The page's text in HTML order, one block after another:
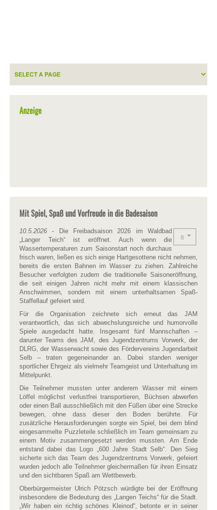
Anzeige
Mit Spiel, Spaß und Vorfreude in die Badesaison
10.5.2026- Die Freibadsaison 2026 im Waldbad
„Langer Teich“ ist eröffnet. Auch wenn die
Wassertemperaturen zum Saisonstart noch durchaus
frisch waren, ließen es sich einige Hartgesottene nicht nehmen,
bereits die ersten Bahnen im Wasser zu ziehen. Zahlreiche
Besucher verfolgten zudem die traditionelle Saisoneröffnung,
die seit einigen Jahren nicht mehr mit einem klassischen
Anschwimmen, sondern mit einem unterhaltsamen Spaß-
Staffellauf gefeiert wird.
Für die Organisation zeichnete sich erneut das JAM
verantwortlich, das sich abwechslungsreiche und humorvolle
Spiele ausgedacht hatte. Insgesamt fünf Mannschaften –
darunter Teams des JAM, des Jugendzentrums Vorwerk, der
DLRG, der Wasserwacht sowie des Fördervereins Jugendarbeit
Selb – traten gegeneinander an. Dabei standen weniger
sportlicher Ehrgeiz als vielmehr Teamgeist und Unterhaltung im
Mittelpunkt.
Die Teilnehmer mussten unter anderem Wasser mit einem
Löffel möglichst verlustfrei transportieren, Büchsen abwerfen
oder einen Ball ausschließlich mit den Füßen über eine Strecke
bewegen, ohne dass dieser den Boden berührte. Für
zusätzliche Herausforderungen sorgte ein Spiel, bei dem blind
eingesammelte Puzzleteile schließlich im Team gemeinsam zu
einem Motiv zusammengesetzt werden mussten. Am Ende
entstand dabei das Logo „600 Jahre Stadt Selb“. Den Sieg
sicherte sich das Team des Jugendzentrums Vorwerk, gefeiert
wurden jedoch alle Teilnehmer gleichermaßen für ihren Einsatz
und den sichtbaren Spaß am Wettbewerb.
Oberbürgermeister Ulrich Pötzsch würdigte bei der Eröffnung
insbesondere die Bedeutung des „Langen Teichs“ für die Stadt.
„Wir haben ein richtig schönes Kleinod“, betonte er in seiner